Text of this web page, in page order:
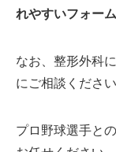
れやすいフォー
なお、整形外科
にご相談ください
プロ野球選手と